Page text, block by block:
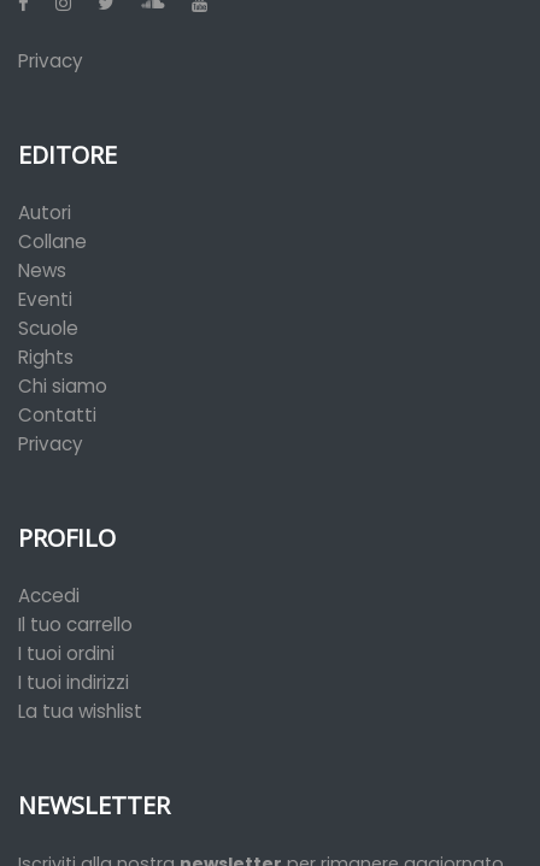
Privacy
EDITORE
Autori
Collane
News
Eventi
Scuole
Rights
Chi siamo
Contatti
Privacy
PROFILO
Accedi
Il tuo carrello
I tuoi ordini
I tuoi indirizzi
La tua wishlist
NEWSLETTER